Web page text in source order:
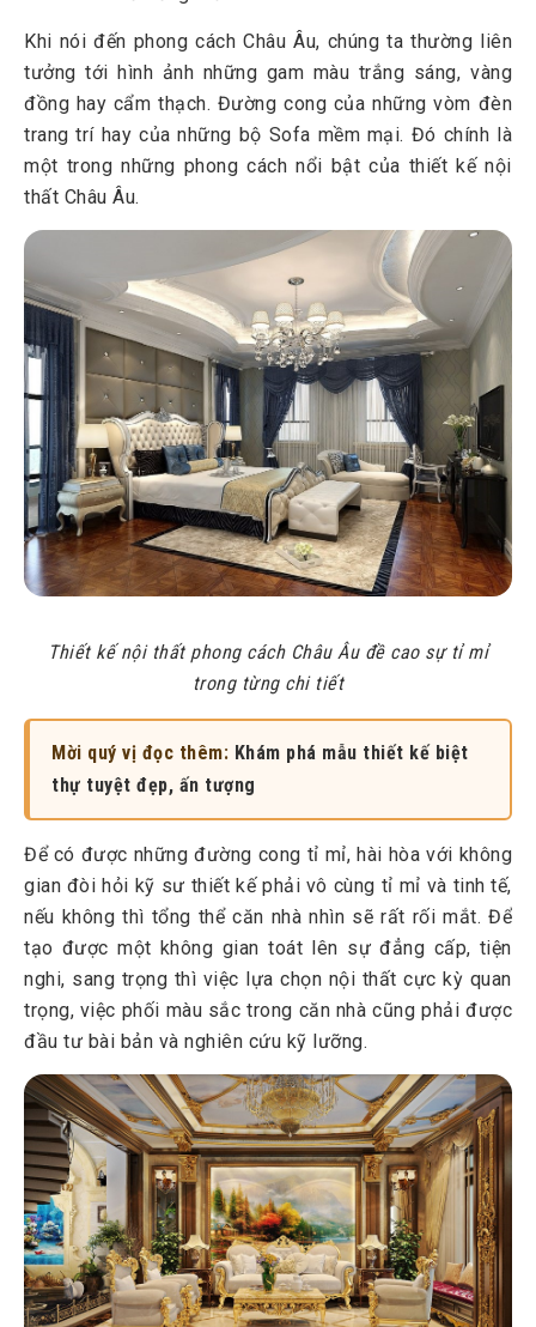
Khi nói đến phong cách Châu Âu, chúng ta thường liên
tưởng tới hình ảnh những gam màu trắng sáng, vàng
đồng hay cẩm thạch. Đường cong của những vòm đèn
trang trí hay của những bộ Sofa mềm mại. Đó chính là
một trong những phong cách nổi bật của thiết kế nội
thất Châu Âu.
Thiết kế nội thất phong cách Châu Âu đề cao sự tỉ mỉ
trong từng chi tiết
Mời quý vị đọc thêm: Khám phá mẫu thiết kế biệt
thự tuyệt đẹp, ấn tượng
Để có được những đường cong tỉ mỉ, hài hòa với không
gian đòi hỏi kỹ sư thiết kế phải vô cùng tỉ mỉ và tinh tế,
nếu không thì tổng thể căn nhà nhìn sẽ rất rối mắt. Để
tạo được một không gian toát lên sự đẳng cấp, tiện
nghi, sang trọng thì việc lựa chọn nội thất cực kỳ quan
trọng, việc phối màu sắc trong căn nhà cũng phải được
đầu tư bài bản và nghiên cứu kỹ lưỡng.